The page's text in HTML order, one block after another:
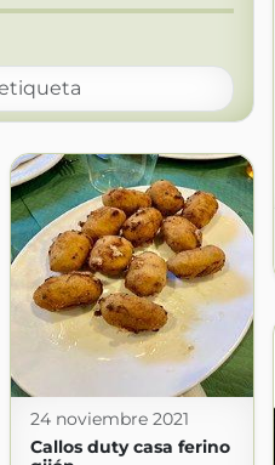
24 noviembre 2021
Callos duty casa ferino